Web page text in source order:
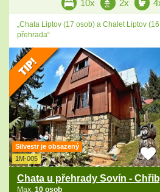
10x 2x
„Chata Liptov (17 osob) a Chalet Liptov
přehrada“
Silvestr je obsazený
1M-005
Chata u přehrady Sovín -
Max. 10 osob